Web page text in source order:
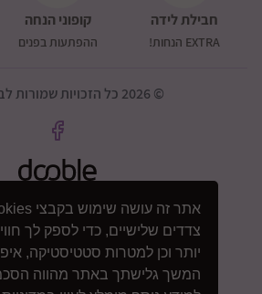
צדדים שלישיים, כדי לספק לך
יותר וכן למטרות סטטיסטיקה,
המשך גלישתך באתר מהווה
חבילת לידה
EXTRA הנחות!
קופוני הנחה
ההפתעות בפנים
© 2026 כל הזכויות שמורות לבייבי סתיו